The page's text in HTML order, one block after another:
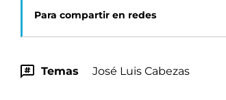
Para compartir en redes
Temas José Luis Cabezas